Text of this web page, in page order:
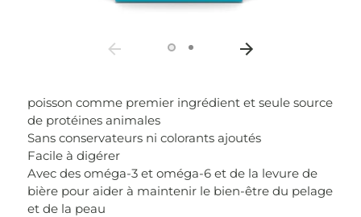
poisson comme premier ingrédient et seule source
de protéines animales
Sans conservateurs ni colorants ajoutés
Facile à digérer
Avec des oméga-3 et oméga-6 et de la levure de
bière pour aider à maintenir le bien-être du pelage
et de la peau